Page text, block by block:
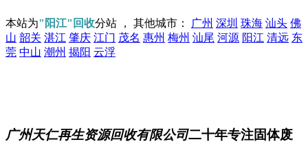
本站为"阳江"回收分站 ， 其他城市： 广州 深圳 珠海 汕头 佛
山 韶关 湛江 肇庆 江门 茂名 惠州 梅州 汕尾 河源 阳江 清远 东
莞 中山 潮州 揭阳 云浮
广州天仁再生资源回收有限公司二十年专注固体废